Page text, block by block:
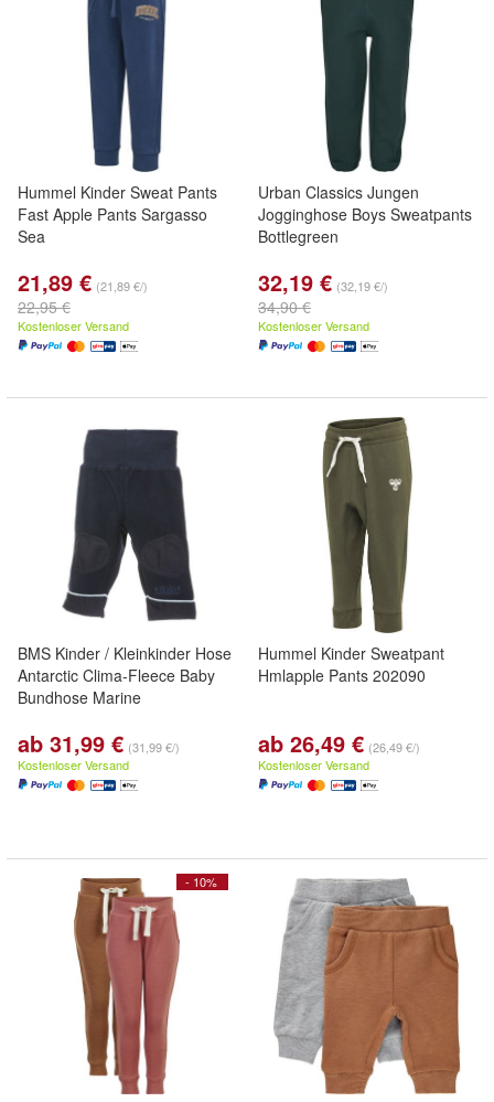
Hummel Kinder Sweat Pants
Fast Apple Pants Sargasso
Sea
21,89 € (21,89 €/)
22,95 €
Kostenloser Versand
Urban Classics Jungen
Jogginghose Boys Sweatpants
Bottlegreen
32,19 € (32,19 €/)
34,90 €
Kostenloser Versand
BMS Kinder / Kleinkinder Hose
Antarctic Clima-Fleece Baby
Bundhose Marine
ab 31,99 € (31,99 €/)
Kostenloser Versand
Hummel Kinder Sweatpant
Hmlapple Pants 202090
ab 26,49 € (26,49 €/)
Kostenloser Versand
- 10%